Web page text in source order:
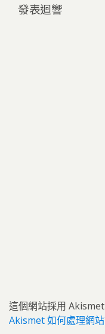
發表迴響
這個網站採用
Akismet 如何處理網